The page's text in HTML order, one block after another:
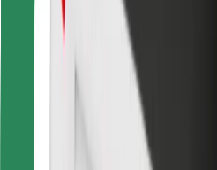
Pentru curieri
Bolt Food
Pentru proprietarii de flotă
Pentru restaurante
Bolt For Business